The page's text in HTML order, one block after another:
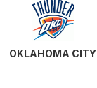
OKLAHOMA CITY